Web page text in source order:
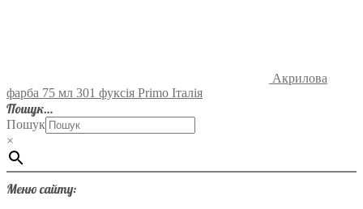
Акрилова
фарба 75 мл 301 фуксія Primo Італія
Пошук…
Пошук
×
Меню сайту: